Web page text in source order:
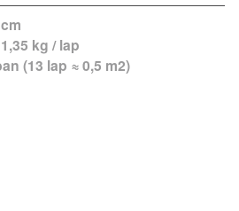
kg / lap
(13 lap ≈ 0,5 m2)